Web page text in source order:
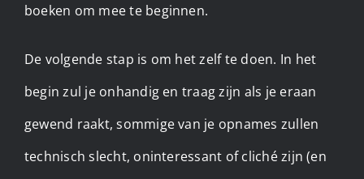
boeken om mee te beginnen.
De volgende stap is om het zelf te doen. In het
begin zul je onhandig en traag zijn als je eraan
gewend raakt, sommige van je opnames zullen
technisch slecht, oninteressant of cliché zijn (en